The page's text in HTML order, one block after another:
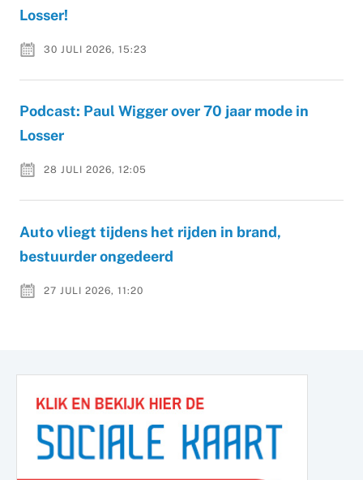
Losser!
30 JULI 2026, 15:23
Podcast: Paul Wigger over 70 jaar mode in
Losser
28 JULI 2026, 12:05
Auto vliegt tijdens het rijden in brand,
bestuurder ongedeerd
27 JULI 2026, 11:20